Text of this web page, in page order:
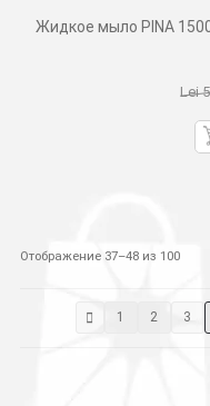
Жидкое мыло PINA
Lei
Отображение 37–48 из 100
1 2 3